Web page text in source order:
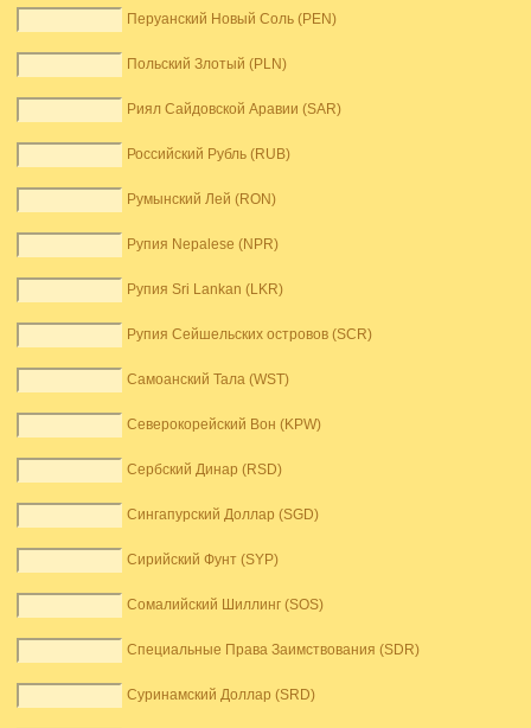
Перуанский Новый Соль (PEN)
Польский Злотый (PLN)
Риял Сайдовской Аравии (SAR)
Российский Рубль (RUB)
Румынский Лей (RON)
Рупия Nepalese (NPR)
Рупия Sri Lankan (LKR)
Рупия Сейшельских островов (SCR)
Самоанский Тала (WST)
Северокорейский Вон (KPW)
Сербский Динар (RSD)
Сингапурский Доллар (SGD)
Сирийский Фунт (SYP)
Сомалийский Шиллинг (SOS)
Специальные Права Заимствования (SDR)
Суринамский Доллар (SRD)